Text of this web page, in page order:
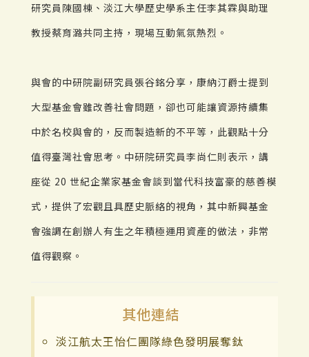
研究員陳國棟、淡江大學歷史學系主任李其霖與助理
教授蔡育潞共同主持，現場互動氣氛熱烈。
與會的中研院副研究員張谷銘分享，康納汀爵士提到
大型基金會雖改善社會問題，卻也可能讓資源持續集
中於名校與會的，反而製造新的不平等，此觀點十分
值得臺灣社會思考。中研院研究員李尚仁則表示，講
座從 20 世紀企業家基金會談到當代科技富豪的慈善模
式，提供了宏觀且具歷史脈絡的視角，其中新興基金
會強調在創辦人有生之年積極運用資產的做法，非常
值得觀察。
其他連結
淡江航太王怡仁團隊綠色發明展奪鈦